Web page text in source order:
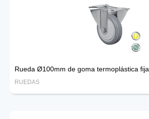
Rueda Ø100mm de goma termoplástica fija
RUEDAS